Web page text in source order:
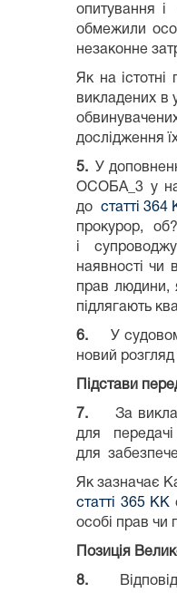
опитування
обмежили
незаконне
Як на істотні
викладених в
дослідження
5. У
ОСОБА_3 у
до статті 364
прокурор,
і
наявності чи
прав людини,
підлягають
6. У
новий розгляд
Підстави
7.За
для передачі
для
Як зазначає
статті 365 КК
особі прав чи
Позиція
8.